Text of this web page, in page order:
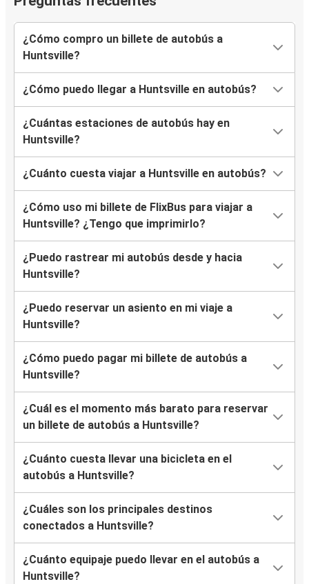
¿Cómo compro un billete de autobús a
Huntsville?
¿Cómo puedo llegar a Huntsville en autobús?
¿Cuántas estaciones de autobús hay en
Huntsville?
¿Cuánto cuesta viajar a Huntsville en autobús?
¿Cómo uso mi billete de FlixBus para viajar a
Huntsville? ¿Tengo que imprimirlo?
¿Puedo rastrear mi autobús desde y hacia
Huntsville?
¿Puedo reservar un asiento en mi viaje a
Huntsville?
¿Cómo puedo pagar mi billete de autobús a
Huntsville?
¿Cuál es el momento más barato para reservar
un billete de autobús a Huntsville?
¿Cuánto cuesta llevar una bicicleta en el
autobús a Huntsville?
¿Cuáles son los principales destinos
conectados a Huntsville?
¿Cuánto equipaje puedo llevar en el autobús a
Huntsville?